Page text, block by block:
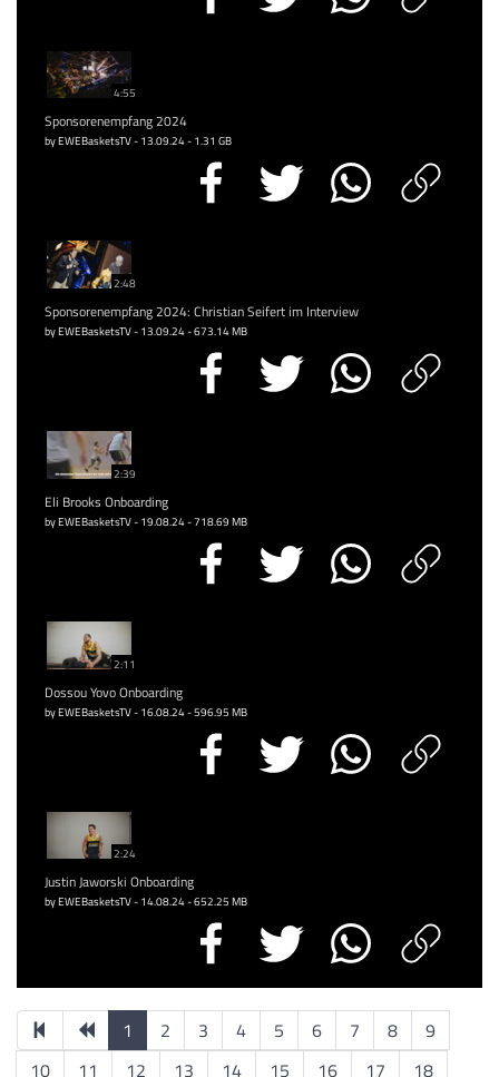
4:55
Sponsorenempfang 2024
by EWEBasketsTV - 13.09.24 - 1.31 GB
2:48
Sponsorenempfang 2024: Christian Seifert im Interview
by EWEBasketsTV - 13.09.24 - 673.14 MB
2:39
Eli Brooks Onboarding
by EWEBasketsTV - 19.08.24 - 718.69 MB
2:11
Dossou Yovo Onboarding
by EWEBasketsTV - 16.08.24 - 596.95 MB
2:24
Justin Jaworski Onboarding
by EWEBasketsTV - 14.08.24 - 652.25 MB
1 2 3 4 5 6 7 8
9
10
11 12 13 14 15 16 17 18